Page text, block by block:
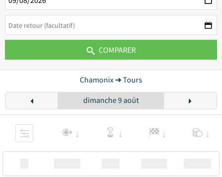
COMPARER
Chamonix ➜ Tours
dimanche 9 août